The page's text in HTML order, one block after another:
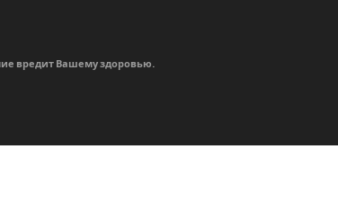
вредит Вашему здоровью.